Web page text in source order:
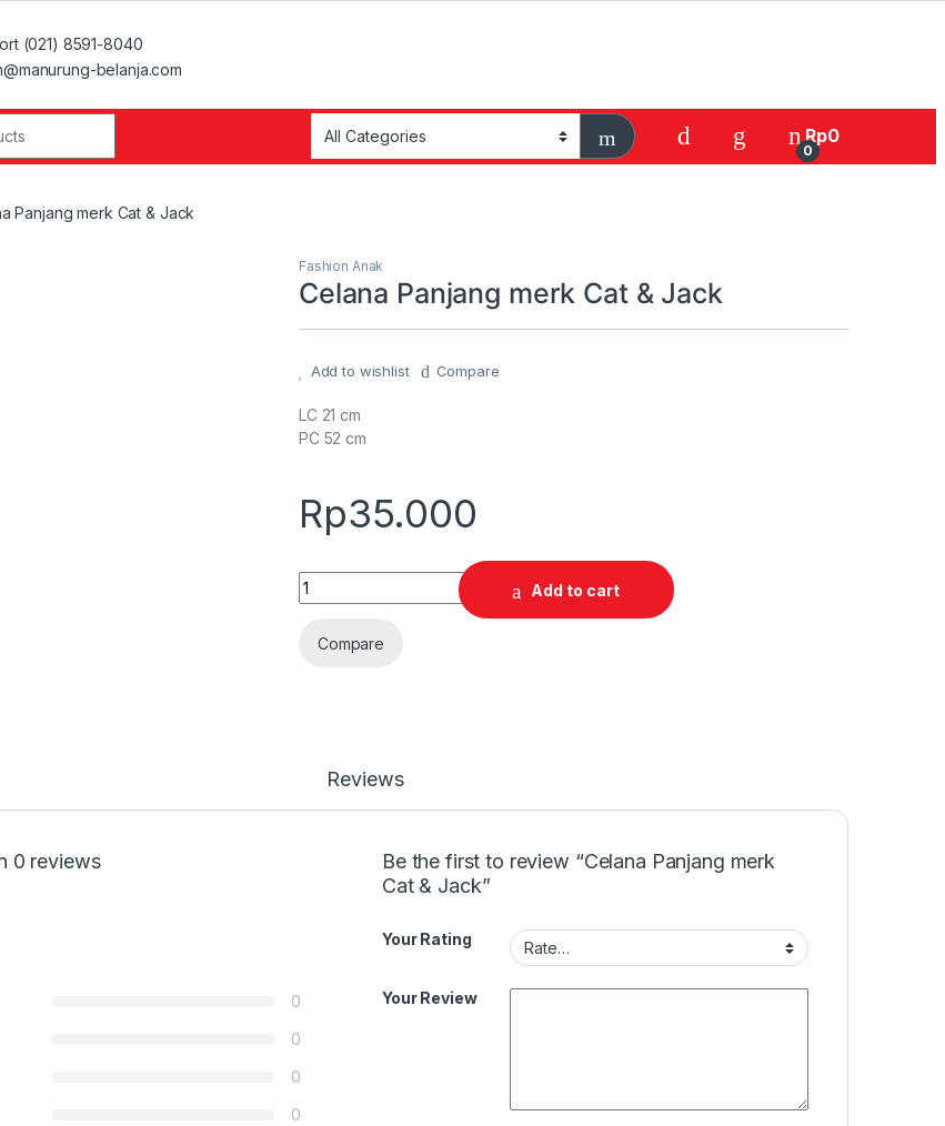
(021) 8591-8040
belanja.com
0
Rp0
Panjang merk Cat & Jack
Fashion Anak
Celana Panjang merk Cat & Jack
Add to wishlist Compare
LC 21 cm
PC 52 cm
Rp35.000
Quantity
Add to cart
Compare
Reviews
0 reviews
0
0
0
0
Be the first to review “Celana Panjang merk
Cat & Jack”
Your Rating
Your Review